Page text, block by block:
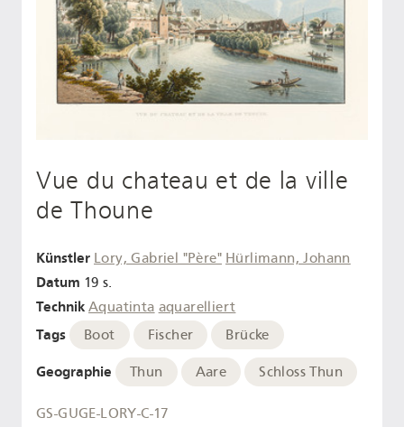
Vue du chateau et de la ville
de Thoune
Künstler Lory, Gabriel "Père" Hürlimann, Johann
Datum 19 s.
Technik Aquatinta aquarelliert
Tags Boot Fischer Brücke
Geographie Thun Aare Schloss Thun
GS-GUGE-LORY-C-17